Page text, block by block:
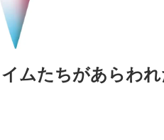
ムたちがあらわ